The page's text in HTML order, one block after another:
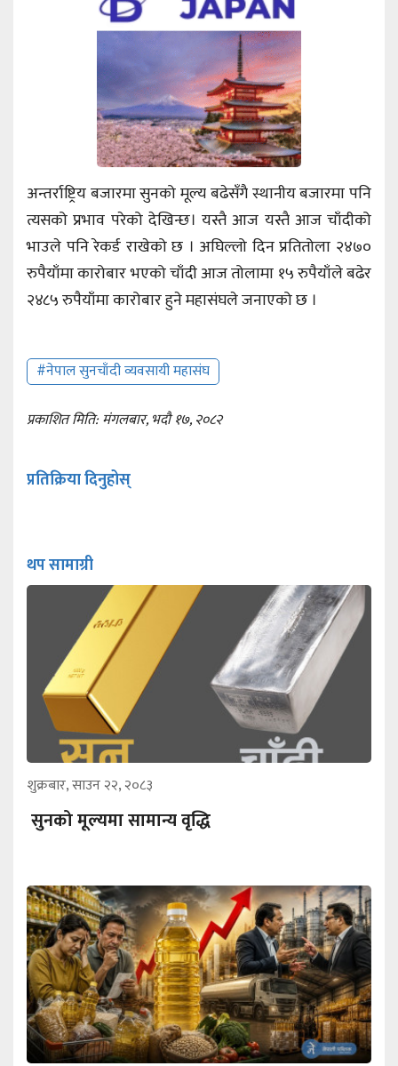
अन्तर्राष्ट्रिय बजारमा सुनको मूल्य बढेसँगै स्थानीय बजारमा पनि
त्यसको प्रभाव परेको देखिन्छ। यस्तै आज यस्तै आज चाँदीको
भाउले पनि रेकर्ड राखेको छ । अघिल्लो दिन प्रतितोला २४७०
रुपैयाँमा कारोबार भएको चाँदी आज तोलामा १५ रुपैयाँले बढेर
२४८५ रुपैयाँमा कारोबार हुने महासंघले जनाएको छ ।
#नेपाल सुनचाँदी व्यवसायी महासंघ
प्रकाशित मिति: मंगलबार, भदौ १७, २०८२
प्रतिक्रिया दिनुहोस्
थप सामाग्री
शुक्रबार, साउन २२, २०८३
सुनको मूल्यमा सामान्य वृद्धि